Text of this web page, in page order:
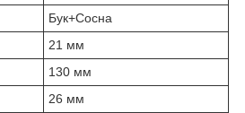
Бук+Сосна
21 мм
130 мм
26 мм